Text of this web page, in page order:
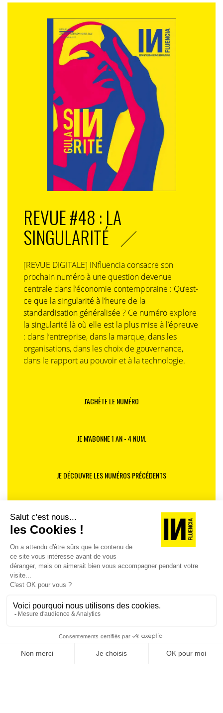
REVUE #48 : LA
SINGULARITÉ
[REVUE DIGITALE] INfluencia consacre son
prochain numéro à une question devenue
centrale dans l’économie contemporaine : Qu’est-
ce que la singularité à l’heure de la
standardisation généralisée ? Ce numéro explore
la singularité là où elle est la plus mise à l’épreuve
: dans l’entreprise, dans la marque, dans les
organisations, dans les choix de gouvernance,
dans le rapport au pouvoir et à la technologie.
J'ACHÈTE LE NUMÉRO
JE M'ABONNE 1 AN - 4 NUM.
JE DÉCOUVRE LES NUMÉROS PRÉCÉDENTS